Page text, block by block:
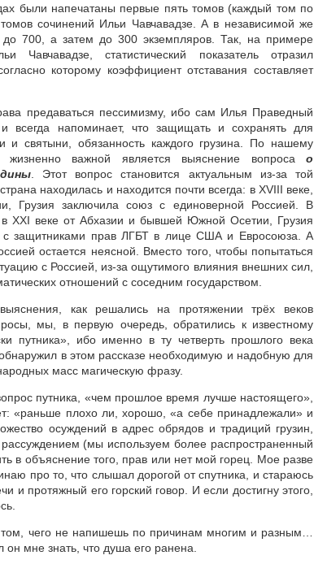
были напечатаны первые пять томов (каждый том по
сочинений Ильи Чавчавадзе. А в независимой же
до 700, а затем до 300 экземпляров. Так, на примере
Чавчавадзе, статистический показатель отразил
которому коэффициент отставания составляет
предаваться пессимизму, ибо сам Илья Праведный
всегда напоминает, что защищать и сохранять для
и святыни, обязанность каждого грузина. По нашему
важной является выяснение вопроса о
. Этот вопрос становится актуальным из-за той
находилась и находится почти всегда: в XVIII веке,
Грузия заключила союз с единоверной Россией. В
XXI веке от Абхазии и бывшей Южной Осетии, Грузия
с защитниками прав ЛГБТ в лице США и Евросоюза. А
остается неясной. Вместо того, чтобы попытаться
с Россией, из-за ощутимого влияния внешних сил,
отношений с соседним государством.
как решались на протяжении трёх веков
мы, в первую очередь, обратились к известному
путника», ибо именно в ту четверть прошлого века
в этом рассказе необходимую и надобную для
масс магическую фразу.
путника, «чем прошлое время лучше настоящего»,
«раньше плохо ли, хорошо, «а себе принадлежали» и
осуждений в адрес обрядов и традиций грузин,
(мы используем более распространенный
в объяснение того, прав или нет мой горец. Мое разве
про то, что слышал дорогой от спутника, и стараюсь
и протяжный его горский говор. И если достигну этого,
чего не напишешь по причинам многим и разным…
мне знать, что душа его ранена.